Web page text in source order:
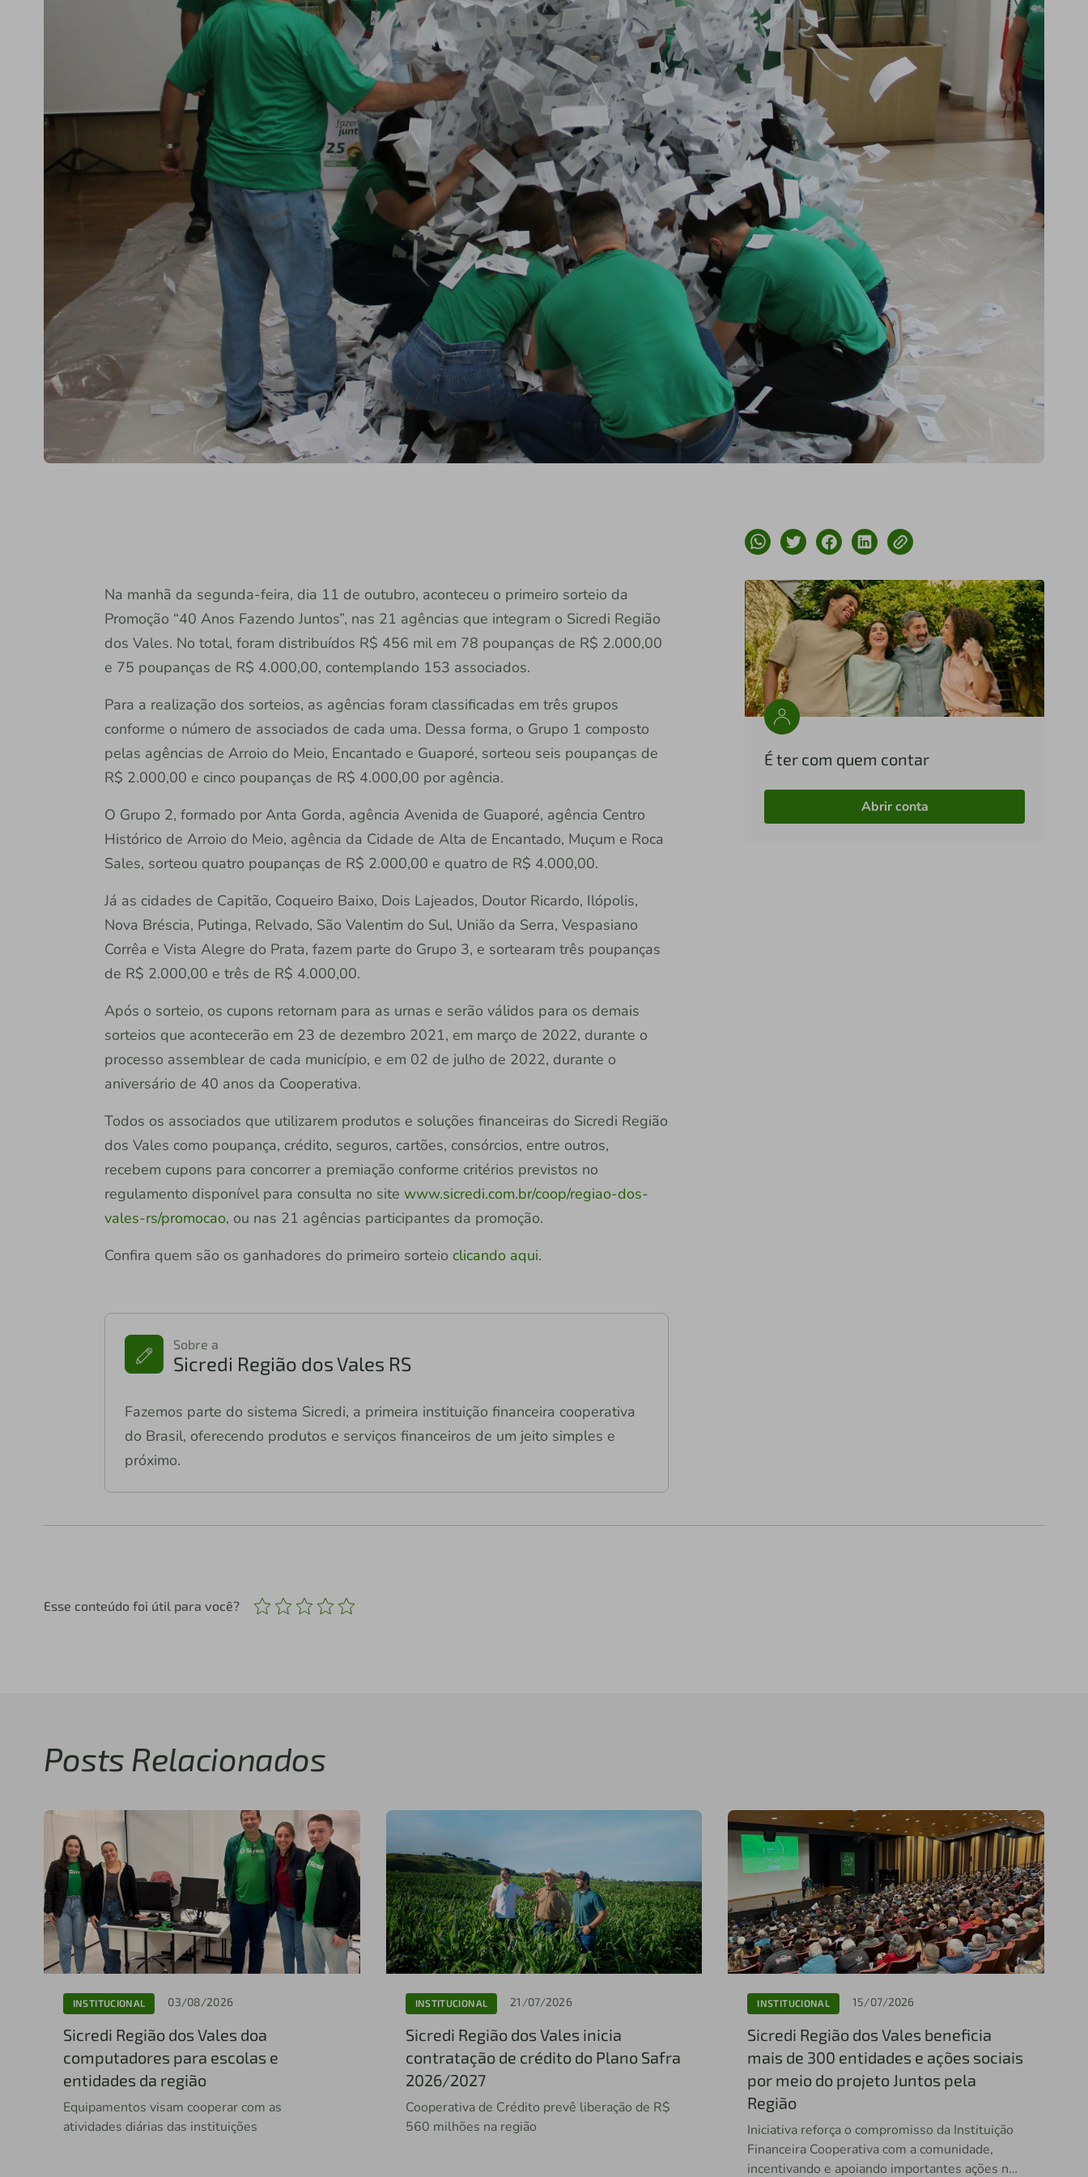
Na manhã da segunda-feira, dia 11 de outubro, aconteceu o primeiro sorteio da
Promoção “40 Anos Fazendo Juntos”, nas 21 agências que integram o Sicredi Região
dos Vales. No total, foram distribuídos R$ 456 mil em 78 poupanças de R$ 2.000,00
e 75 poupanças de R$ 4.000,00, contemplando 153 associados.
Para a realização dos sorteios, as agências foram classificadas em três grupos
conforme o número de associados de cada uma. Dessa forma, o Grupo 1 composto
pelas agências de Arroio do Meio, Encantado e Guaporé, sorteou seis poupanças de
R$ 2.000,00 e cinco poupanças de R$ 4.000,00 por agência.
O Grupo 2, formado por Anta Gorda, agência Avenida de Guaporé, agência Centro
Histórico de Arroio do Meio, agência da Cidade de Alta de Encantado, Muçum e Roca
Sales, sorteou quatro poupanças de R$ 2.000,00 e quatro de R$ 4.000,00.
Já as cidades de Capitão, Coqueiro Baixo, Dois Lajeados, Doutor Ricardo, Ilópolis,
Nova Bréscia, Putinga, Relvado, São Valentim do Sul, União da Serra, Vespasiano
Corrêa e Vista Alegre do Prata, fazem parte do Grupo 3, e sortearam três poupanças
de R$ 2.000,00 e três de R$ 4.000,00.
Após o sorteio, os cupons retornam para as urnas e serão válidos para os demais
sorteios que acontecerão em 23 de dezembro 2021, em março de 2022, durante o
processo assemblear de cada município, e em 02 de julho de 2022, durante o
aniversário de 40 anos da Cooperativa.
Todos os associados que utilizarem produtos e soluções financeiras do Sicredi Região
dos Vales como poupança, crédito, seguros, cartões, consórcios, entre outros,
recebem cupons para concorrer a premiação conforme critérios previstos no
regulamento disponível para consulta no site www.sicredi.com.br/coop/regiao-dos-
vales-rs/promocao, ou nas 21 agências participantes da promoção.
Confira quem são os ganhadores do primeiro sorteio clicando aqui.
Sobre a
Sicredi Região dos Vales RS
Fazemos parte do sistema Sicredi, a primeira instituição financeira cooperativa
do Brasil, oferecendo produtos e serviços financeiros de um jeito simples e
próximo.
É ter com quem contar
Abrir conta
Esse conteúdo foi útil para você?
Posts Relacionados
INSTITUCIONAL 03/08/2026
Sicredi Região dos Vales doa
computadores para escolas e
entidades da região
Equipamentos visam cooperar com as
atividades diárias das instituições
INSTITUCIONAL 21/07/2026
Sicredi Região dos Vales inicia
contratação de crédito do Plano Safra
2026/2027
Cooperativa de Crédito prevê liberação de R$
560 milhões na região
INSTITUCIONAL 15/07/2026
Sicredi Região dos Vales beneficia
mais de 300 entidades e ações sociais
por meio do projeto Juntos pela
Região
Iniciativa reforça o compromisso da Instituição
Financeira Cooperativa com a comunidade,
incentivando e apoiando importantes ações nos